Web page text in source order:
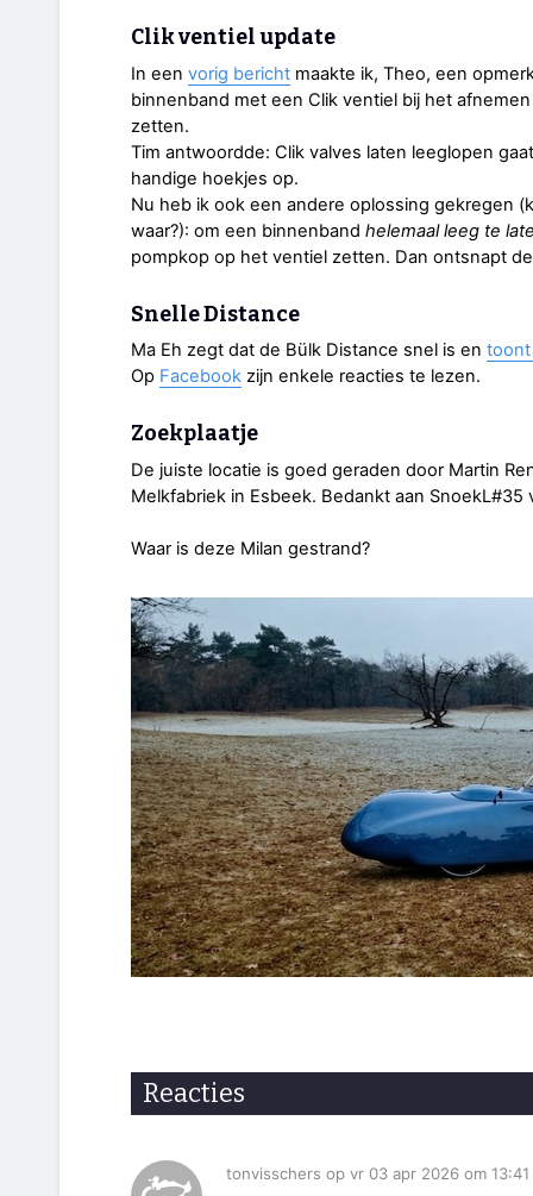
Clik ventiel update
In een vorig bericht maakte ik, Theo, een
binnenband met een Clik ventiel bij het
zetten.
Tim antwoordde: Clik valves laten leeglopen
handige hoekjes op.
Nu heb ik ook een andere oplossing gekregen
waar?): om een binnenband helemaal leeg te
pompkop op het ventiel zetten. Dan ontsnapt
Snelle Distance
Ma Eh zegt dat de Bülk Distance snel is en
Op Facebook zijn enkele reacties te lezen.
Zoekplaatje
De juiste locatie is goed geraden door Martin
Melkfabriek in Esbeek. Bedankt aan
Waar is deze Milan gestrand?
Reacties
tonvisschers op vr 03 apr 2026 om 13:41